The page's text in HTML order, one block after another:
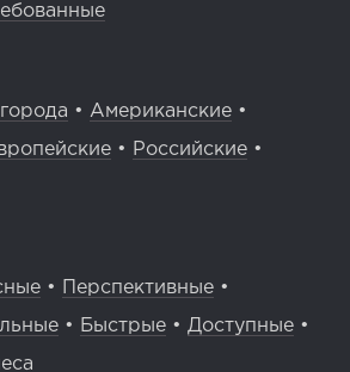
• Американские •
• Российские •
• Перспективные •
• Быстрые • Доступные •